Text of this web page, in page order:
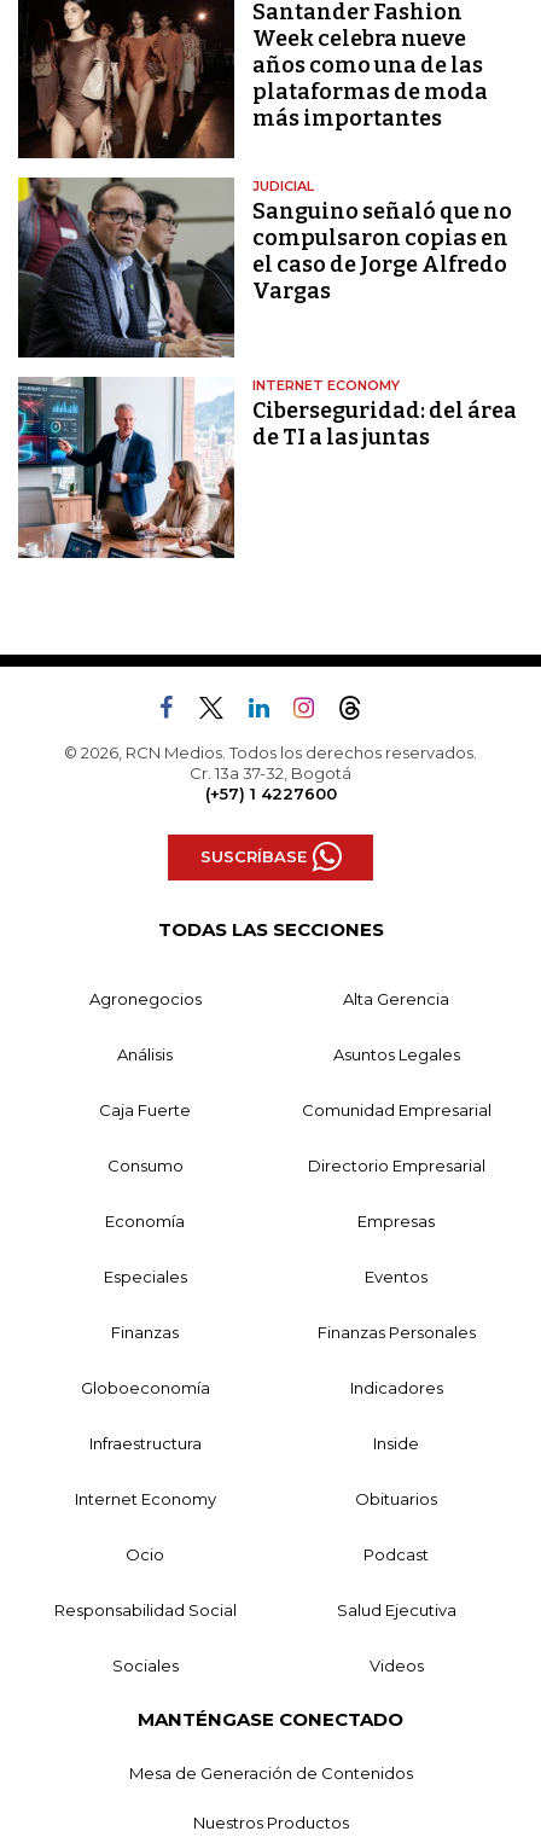
Santander Fashion
Week celebra nueve
años como una de las
plataformas de moda
más importantes
JUDICIAL
Sanguino señaló que no
compulsaron copias en
el caso de Jorge Alfredo
Vargas
INTERNET ECONOMY
Ciberseguridad: del área
de TI a las juntas
© 2026, RCN Medios. Todos los derechos reservados.
Cr. 13a 37-32, Bogotá
(+57) 1 4227600
SUSCRÍBASE
TODAS LAS SECCIONES
Agronegocios Alta Gerencia
Análisis Asuntos Legales
Caja Fuerte Comunidad Empresarial
Consumo Directorio Empresarial
Economía Empresas
Especiales Eventos
Finanzas Finanzas Personales
Globoeconomía Indicadores
Infraestructura Inside
Internet Economy Obituarios
Ocio Podcast
Responsabilidad Social Salud Ejecutiva
Sociales Videos
MANTÉNGASE CONECTADO
Mesa de Generación de Contenidos
Nuestros Productos